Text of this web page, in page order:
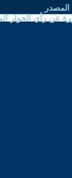
عن رأي الحوار